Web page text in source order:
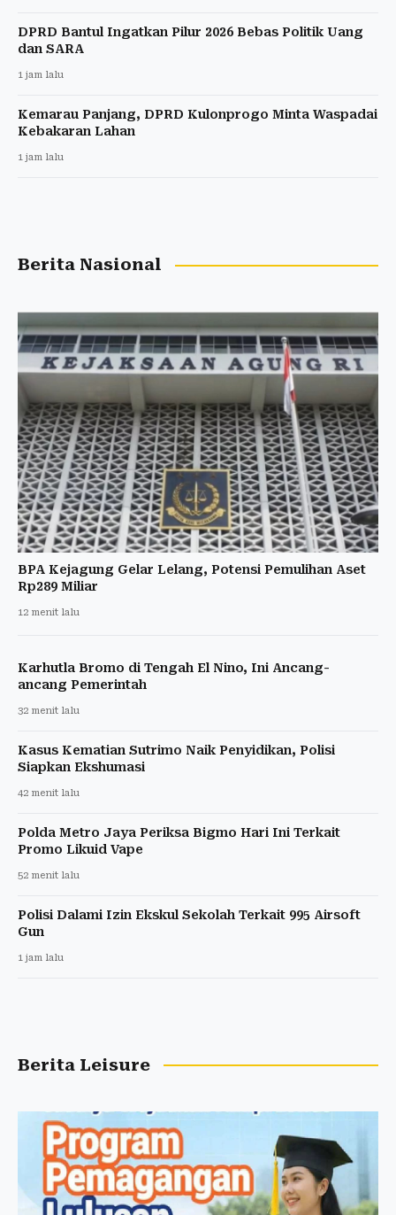
DPRD Bantul Ingatkan Pilur 2026 Bebas Politik Uang
dan SARA
1 jam lalu
Kemarau Panjang, DPRD Kulonprogo Minta Waspadai
Kebakaran Lahan
1 jam lalu
Berita Nasional
BPA Kejagung Gelar Lelang, Potensi Pemulihan Aset
Rp289 Miliar
12 menit lalu
Karhutla Bromo di Tengah El Nino, Ini Ancang-
ancang Pemerintah
32 menit lalu
Kasus Kematian Sutrimo Naik Penyidikan, Polisi
Siapkan Ekshumasi
42 menit lalu
Polda Metro Jaya Periksa Bigmo Hari Ini Terkait
Promo Likuid Vape
52 menit lalu
Polisi Dalami Izin Ekskul Sekolah Terkait 995 Airsoft
Gun
1 jam lalu
Berita Leisure